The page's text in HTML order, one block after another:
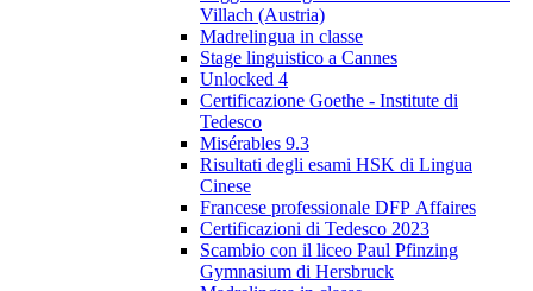
Villach (Austria)
Madrelingua in classe
Stage linguistico a Cannes
Unlocked 4
Certificazione Goethe - Institute di
Tedesco
Misérables 9.3
Risultati degli esami HSK di Lingua
Cinese
Francese professionale DFP Affaires
Certificazioni di Tedesco 2023
Scambio con il liceo Paul Pfinzing
Gymnasium di Hersbruck